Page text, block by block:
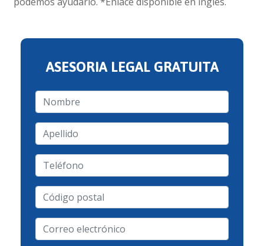
ASESORIA LEGAL GRATUITA
Nombre
Apellido
Teléfono
Código
postal
Correo
electrónico